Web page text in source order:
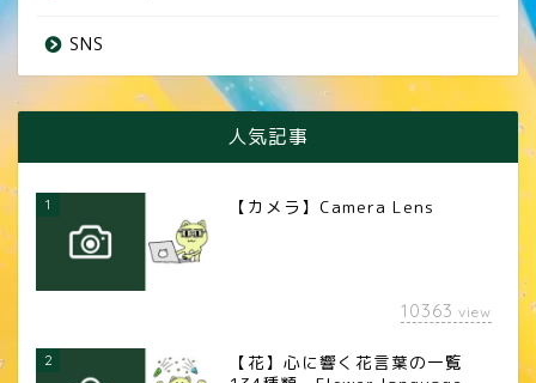
SNS
人気記事
1 【カメラ】Camera Lens
10363 view
2
【花】心に響く花言葉の一覧